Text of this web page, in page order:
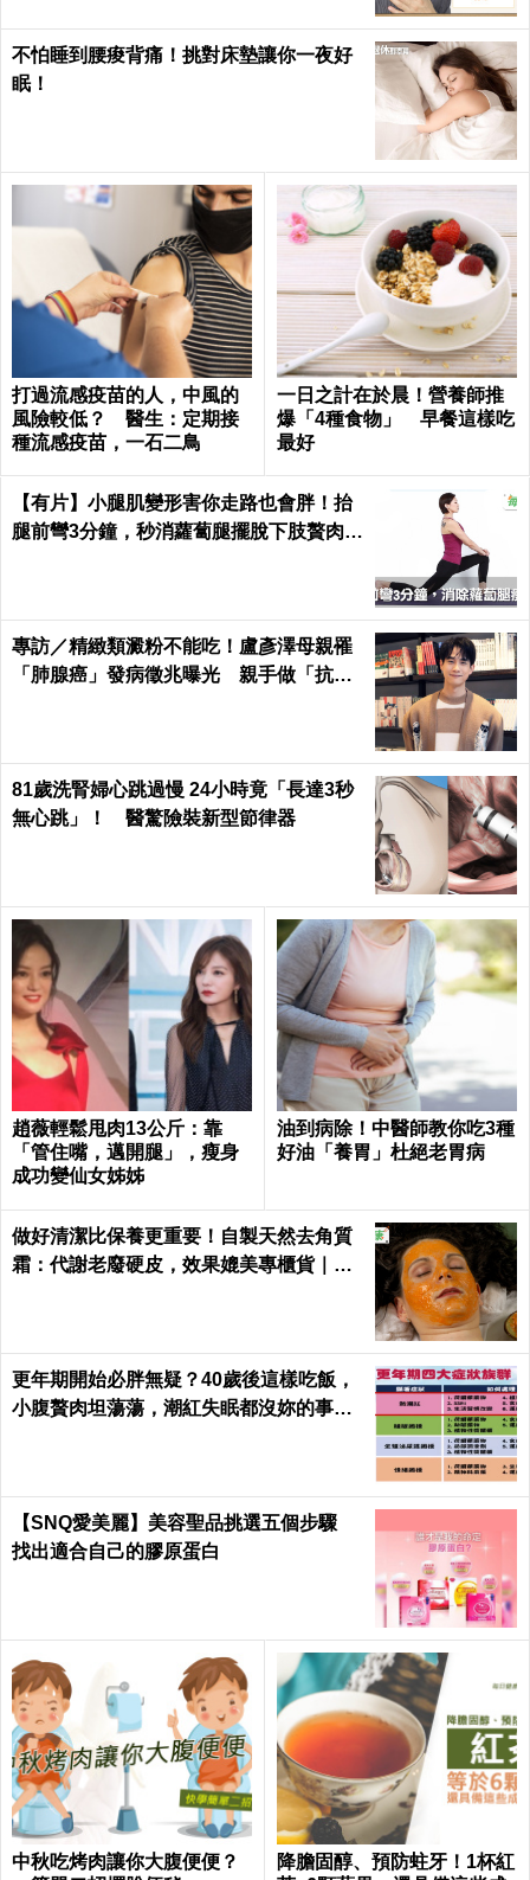
不怕睡到腰痠背痛！挑對床墊讓你一夜好
眠！
打過流感疫苗的人，中風的
風險較低？ 醫生：定期接
種流感疫苗，一石二鳥
一日之計在於晨！營養師推
爆「4種食物」 早餐這樣吃
最好
【有片】小腿肌變形害你走路也會胖！抬
腿前彎3分鐘，秒消蘿蔔腿擺脫下肢贅肉｜
專訪／精緻類澱粉不能吃！盧彥澤母親罹
「肺腺癌」發病徵兆曝光 親手做「抗癌
81歲洗腎婦心跳過慢 24小時竟「長達3秒
無心跳」！ 醫驚險裝新型節律器
趙薇輕鬆甩肉13公斤：靠
「管住嘴，邁開腿」，瘦身
成功變仙女姊姊
油到病除！中醫師教你吃3種
好油「養胃」杜絕老胃病
做好清潔比保養更重要！自製天然去角質
霜：代謝老廢硬皮，效果媲美專櫃貨｜每
更年期開始必胖無疑？40歲後這樣吃飯，
小腹贅肉坦蕩蕩，潮紅失眠都沒妳的事｜
【SNQ愛美麗】美容聖品挑選五個步驟
找出適合自己的膠原蛋白
中秋吃烤肉讓你大腹便便？
降膽固醇、預防蛀牙！1杯紅